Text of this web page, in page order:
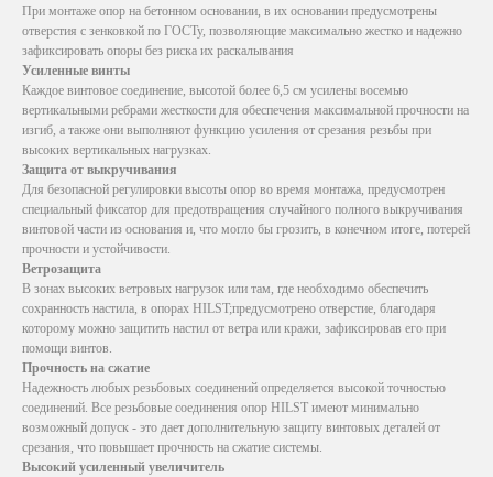
При монтаже опор на бетонном основании, в их основании предусмотрены
отверстия с зенковкой по ГОСТу, позволяющие максимально жестко и надежно
зафиксировать опоры без риска их раскалывания
Усиленные винты
Каждое винтовое соединение, высотой более 6,5 см усилены восемью
вертикальными ребрами жесткости для обеспечения максимальной прочности на
изгиб, а также они выполняют функцию усиления от срезания резьбы при
высоких вертикальных нагрузках.
Защита от выкручивания
Для безопасной регулировки высоты опор во время монтажа, предусмотрен
специальный фиксатор для предотвращения случайного полного выкручивания
винтовой части из основания и, что могло бы грозить, в конечном итоге, потерей
прочности и устойчивости.
Ветрозащита
В зонах высоких ветровых нагрузок или там, где необходимо обеспечить
сохранность настила, в опорах HILST;предусмотрено отверстие, благодаря
которому можно защитить настил от ветра или кражи, зафиксировав его при
помощи винтов.
Прочность на сжатие
Надежность любых резьбовых соединений определяется высокой точностью
соединений. Все резьбовые соединения опор HILST имеют минимально
возможный допуск - это дает дополнительную защиту винтовых деталей от
срезания, что повышает прочность на сжатие системы.
Высокий усиленный увеличитель